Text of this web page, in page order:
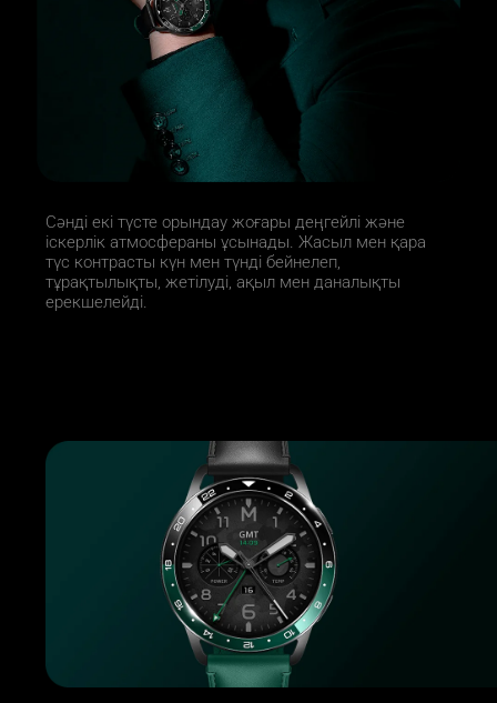
Сәнді екі түсте орындау жоғары деңгейлі және
іскерлік атмосфераны ұсынады. Жасыл мен қара
түс контрасты күн мен түнді бейнелеп,
тұрақтылықты, жетілуді, ақыл мен даналықты
ерекшелейді.